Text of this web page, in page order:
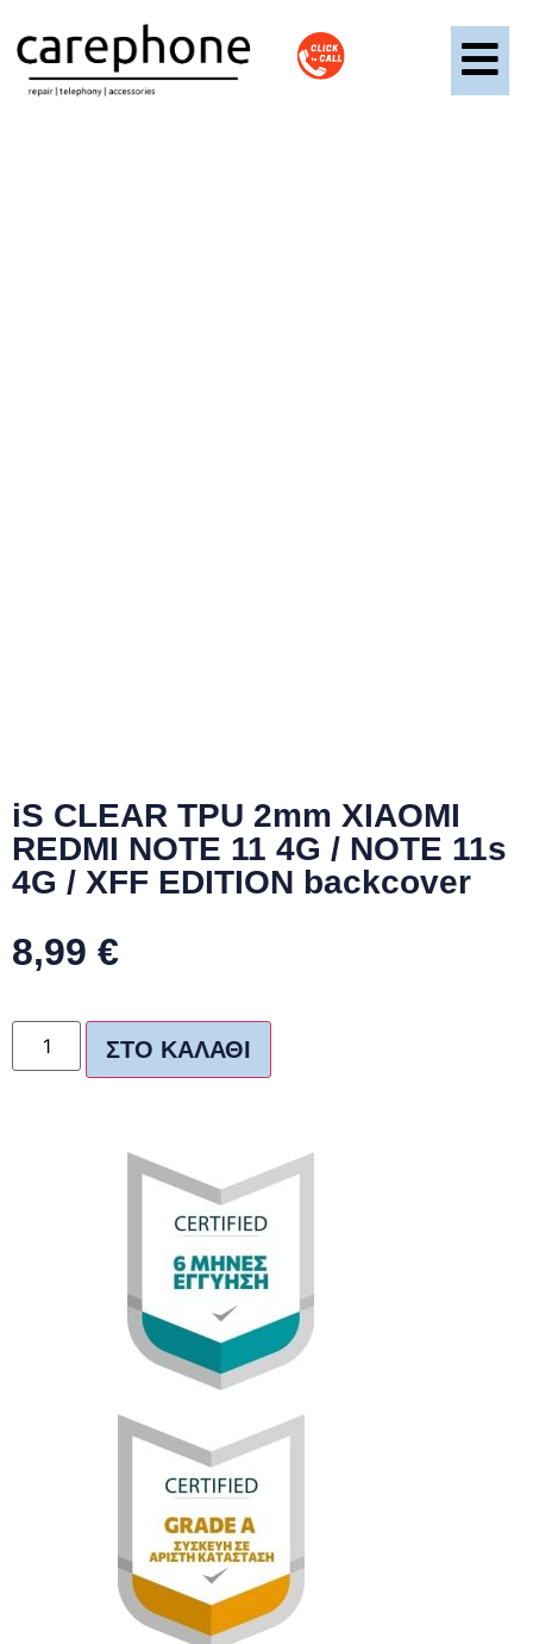
iS CLEAR TPU 2mm XIAOMI
REDMI NOTE 11 4G / NOTE 11s
4G / XFF EDITION backcover
8,99 €
ΣΤΟ ΚΑΛΆΘΙ